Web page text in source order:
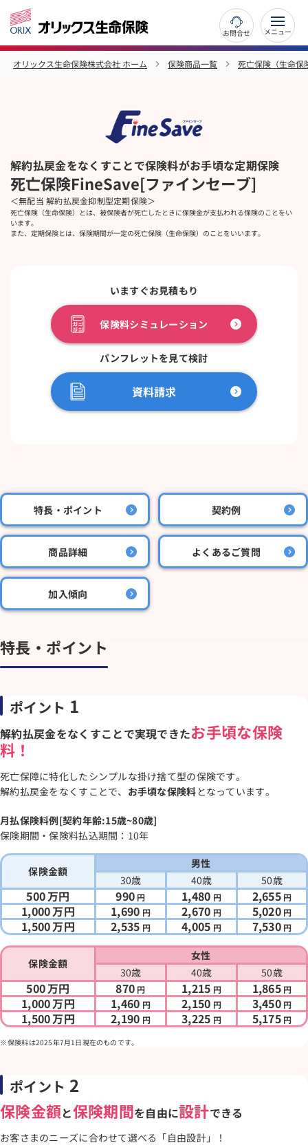
お問合せ
オリックス生命保険株式会社 ホーム 保険商品一覧 死亡保険（生命保
解約払戻金をなくすことで保険料がお手頃な定期保険
死亡保険FineSave[ファインセーブ]
＜無配当 解約払戻金抑制型定期保険＞
死亡保険（生命保険）とは、被保険者が死亡したときに保険金が支払われる保険のことをい
います。
また、定期保険とは、保険期間が一定の死亡保険（生命保険）のことをいいます。
いますぐお見積もり
保険料シミュレーション
パンフレットを見て検討
資料請求
特長・ポイント 契約例
商品詳細 よくあるご質問
加入傾向
特長・ポイント
ポイント 1
解約払戻金をなくすことで実現できたお手頃な保険
料！
死亡保障に特化したシンプルな掛け捨て型の保険です。
解約払戻金をなくすことで、 お手頃な保険料となっています。
月払保険料例[契約年齢:15歳~80歳]
保険期間・保険料払込期間：10年
保険金額
男性
30歳
40歳 50歳
500万円 990 円 1,480 円 2,655 円
1,000万円 1,690 円 2,670 円 5,020 円
1,500万円 2,535 円 4,005 円 7,530 円
保険金額
女性
30歳
40歳 50歳
500万円 870 円 1,215 円 1,865 円
1,000万円 1,460 円 2,150 円 3,450 円
1,500万円 2,190 円 3,225 円 5,175 円
保険料は2025年7月1日現在のものです。
ポイント 2
保険金額と保険期間を自由に設計できる
お客さまのニーズに合わせて選べる「自由設計」！